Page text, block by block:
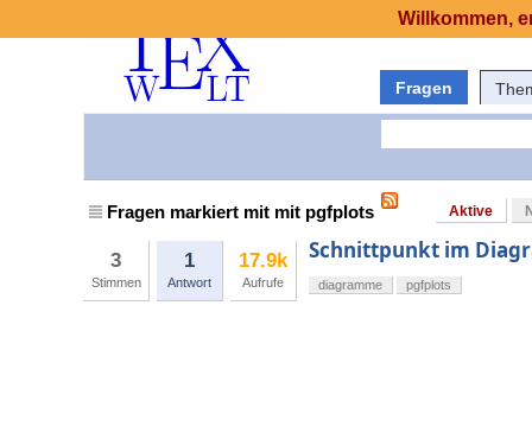
Fragen
Fragen markiert mit mit pgfplots Aktive
3
Stimmen
1
Antwort
17.9k
Aufrufe
Schnittpunkt im
diagramme pgfplots
Willkommen,